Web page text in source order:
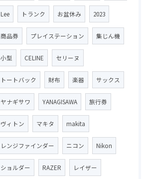
Lee トランク お盆休み 2023
商品券 プレイステーション 集じん機
小型 CELINE セリーヌ
トートバック 財布 楽器 サックス
ヤナギサワ YANAGISAWA 旅行券
ヴィトン マキタ makita
レンジファインダー ニコン Nikon
ショルダー RAZER レイザー